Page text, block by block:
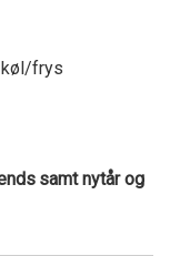
køl/frys
samt nytår og